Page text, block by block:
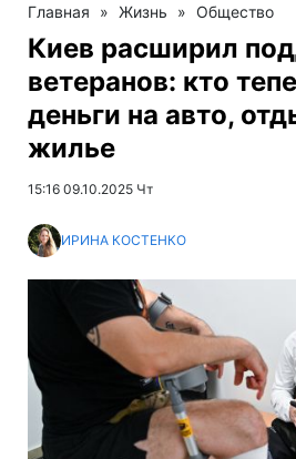
Главная » Жизнь » Общество
Киев расширил
ветеранов: кто
деньги на авто,
жилье
15:16 09.10.2025 Чт
ИРИНА КОСТЕНКО